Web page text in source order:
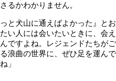
るかわかりません。
と犬山に通えばよかった』とお
い人には会いたいときに、会え
ですよね。レジェンドたちがご
浪曲の世界に、ぜひ足を運んで
」